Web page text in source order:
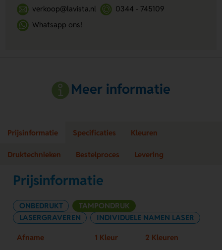
verkoop@lavista.nl
0344 - 745109
Whatsapp ons!
Meer informatie
Prijsinformatie Specificaties Kleuren
Druktechnieken Bestelproces Levering
Prijsinformatie
ONBEDRUKT
TAMPONDRUK
LASERGRAVEREN
INDIVIDUELE NAMEN LASER
Afname 1 Kleur 2 Kleuren